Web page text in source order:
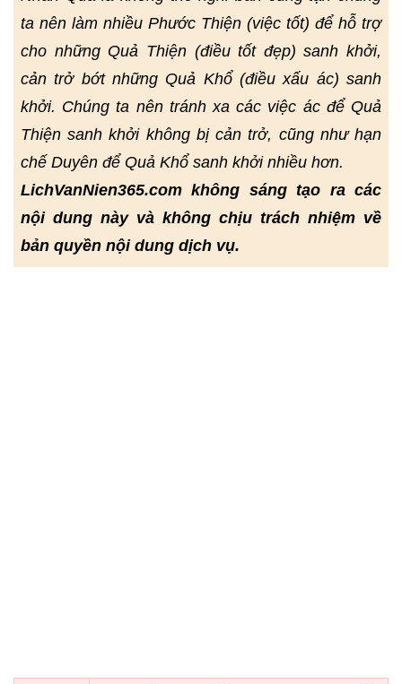
ta nên làm nhiều Phước Thiện (việc tốt) để hỗ trợ
cho những Quả Thiện (điều tốt đẹp) sanh khởi,
cản trở bớt những Quả Khổ (điều xấu ác) sanh
khởi. Chúng ta nên tránh xa các việc ác để Quả
Thiện sanh khởi không bị cản trở, cũng như hạn
chế Duyên để Quả Khổ sanh khởi nhiều hơn.
LichVanNien365.com không sáng tạo ra các
nội dung này và không chịu trách nhiệm về
bản quyền nội dung dịch vụ.